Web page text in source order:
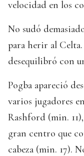
velocidad en los
No sudó
para herir al
desequilibró con
Pogba apareció
varios jugadores
Rashford (min.
gran centro que
cabeza (min. 17).